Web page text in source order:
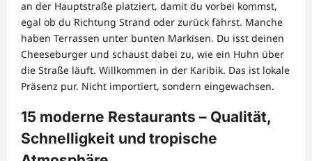
an der Hauptstraße platziert, damit du vorbei kommst,
egal ob du Richtung Strand oder zurück fährst. Manche
haben Terrassen unter bunten Markisen. Du isst deinen
Cheeseburger und schaust dabei zu, wie ein Huhn über
die Straße läuft. Willkommen in der Karibik. Das ist lokale
Präsenz pur. Nicht importiert, sondern eingewachsen.
15 moderne Restaurants – Qualität,
Schnelligkeit und tropische